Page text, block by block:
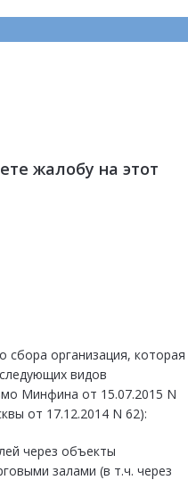
жалобу на этот
сбора организация, которая
видов
Минфина от 15.07.2015 N
от 17.12.2014 N 62):
через объекты
залами (в т.ч. через